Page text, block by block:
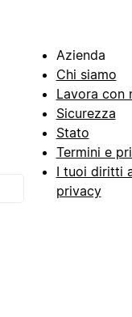
Azienda
Chi siamo
Lavora con
Sicurezza
Stato
Termini e
I tuoi diritti
privacy